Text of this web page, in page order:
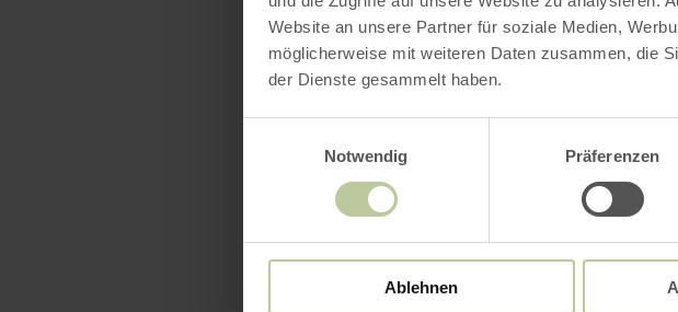
Website an unsere Partner für soziale Medien,
möglicherweise mit weiteren Daten zusammen, die
der Dienste gesammelt haben.
Notwendig
Präferenzen
Ablehnen